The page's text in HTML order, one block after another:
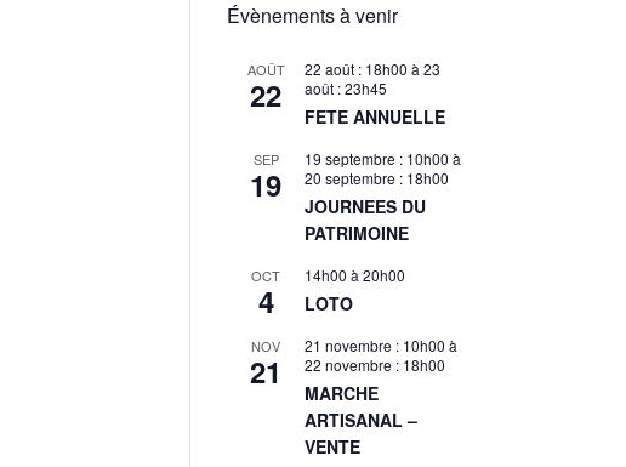
Évènements à venir
AOÛT
22
22 août : 18h00 à23
août : 23h45
FETE ANNUELLE
SEP
19
19 septembre : 10h00 à
20 septembre : 18h00
JOURNEES DU
PATRIMOINE
OCT
4
14h00 à20h00
LOTO
NOV
21
21 novembre : 10h00 à
22 novembre : 18h00
MARCHE
ARTISANAL –
VENTE